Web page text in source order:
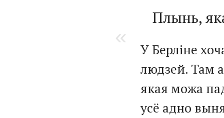
Плынь,
У Берліне
людзей. Там
якая можа
усё адно